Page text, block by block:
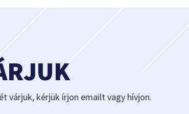
várjuk, kérjük írjon emailt vagy hívjon.